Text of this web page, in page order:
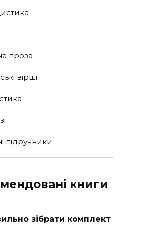
проза
вірші
підручники
книги
зібрати комплект